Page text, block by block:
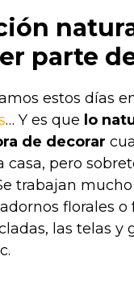
parte
estos días
… Y es que lo
de decorar
casa, pero
trabajan
florales o
las telas y